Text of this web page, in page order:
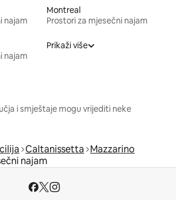
najam
Montreal
Prostori za mjesečni najam
najam
Prikaži više
i smještaje mogu vrijediti neke
Caltanissetta Mazzarino
najam